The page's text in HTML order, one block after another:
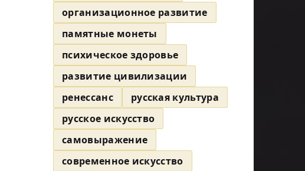
организационное развитие
памятные монеты
психическое здоровье
развитие цивилизации
ренессанс
русская культура
русское искусство
самовыражение
современное искусство